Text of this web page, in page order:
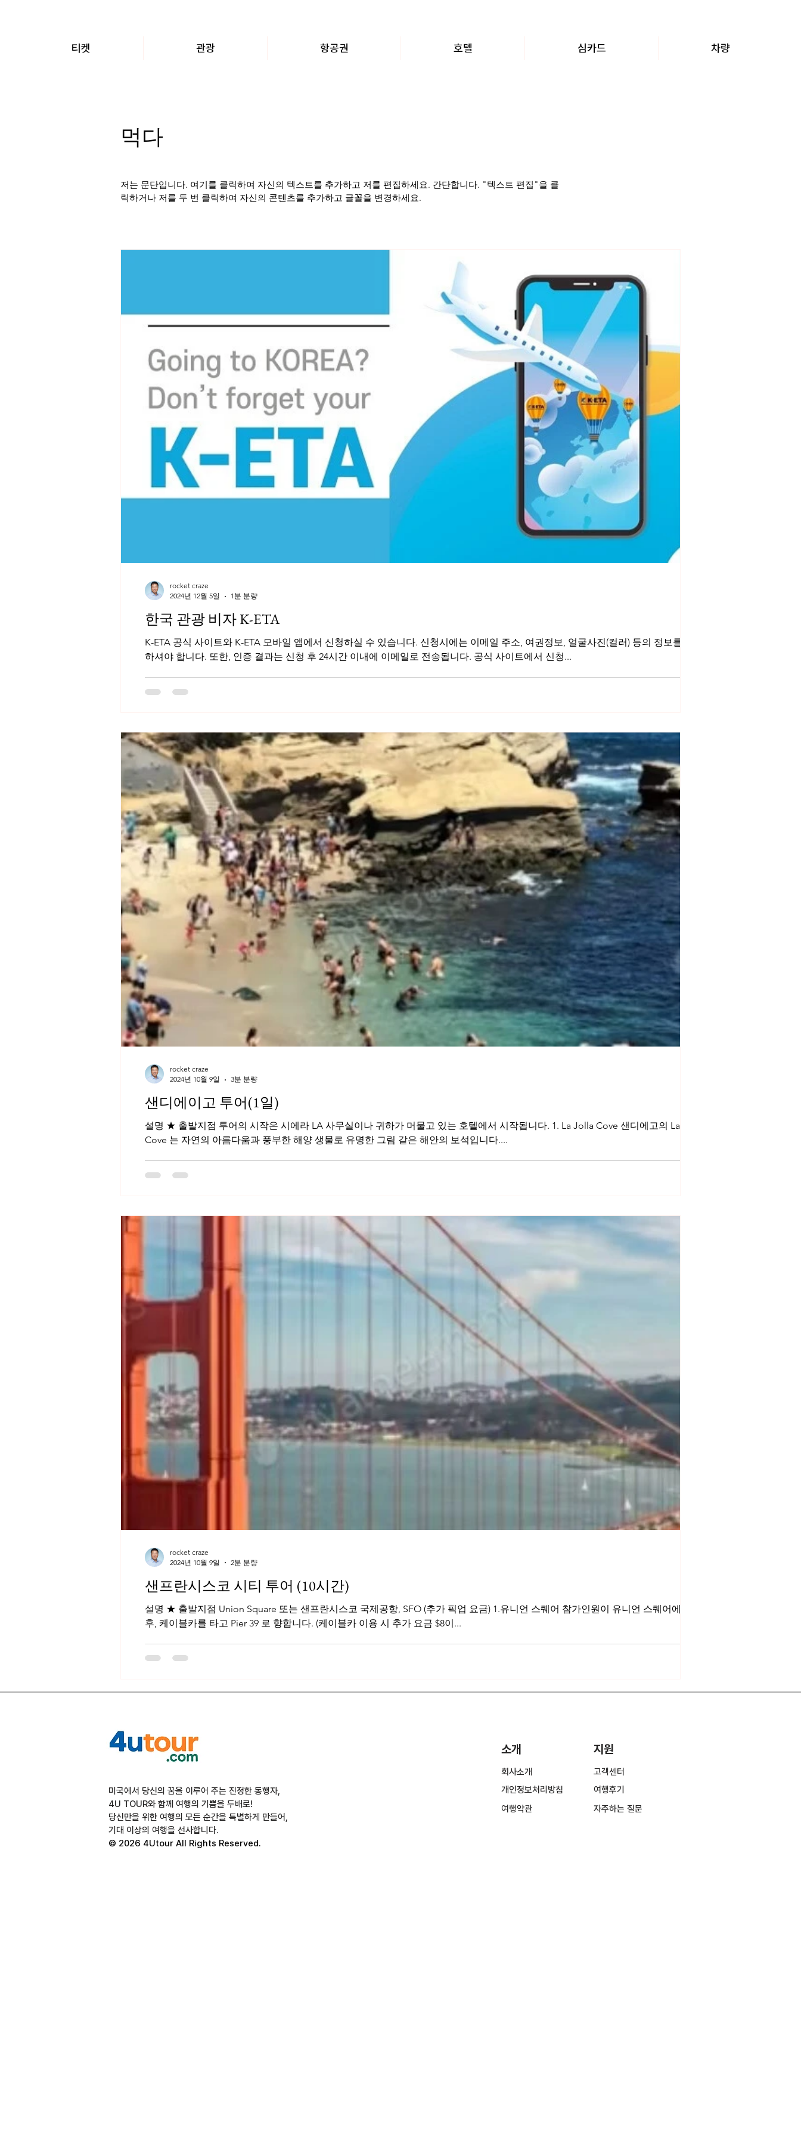
티켓 관광 항공권 호텔 심카드 차량
먹다
저는 문단입니다. 여기를 클릭하여 자신의 텍스트를 추가하고 저를 편집하세요. 간단합니다. "텍스트 편집"을 클
릭하거나 저를 두 번 클릭하여 자신의 콘텐츠를 추가하고 글꼴을 변경하세요.
한국 관광 비자 K-ETA
K-ETA 공식 사이트와 K-ETA 모바일 앱에서 신청하실 수 있습니다. 신청시에는 이메일 주소, 여권정보, 얼굴사진(컬러) 등의 정보를 등록
하셔야 합니다. 또한, 인증 결과는 신청 후 24시간 이내에 이메일로 전송됩니다. 공식 사이트에서 신청...
rocket craze
2024년 12월 5일
1분 분량
샌디에이고 투어(1일)
설명 ★ 출발지점 투어의 시작은 시에라 LA 사무실이나 귀하가 머물고 있는 호텔에서 시작됩니다. 1. La Jolla Cove 샌디에고의 La Jolla
Cove 는 자연의 아름다움과 풍부한 해양 생물로 유명한 그림 같은 해안의 보석입니다....
rocket craze
2024년 10월 9일
3분 분량
샌프란시스코 시티 투어 (10시간)
설명 ★ 출발지점 Union Square 또는 샌프란시스코 국제공항, SFO (추가 픽업 요금) 1.유니언 스퀘어 참가인원이 유니언 스퀘어에 모인
후, 케이블카를 타고 Pier 39 로 향합니다. (케이블카 이용 시 추가 요금 $8이...
rocket craze
2024년 10월 9일
2분 분량
미국에서 당신의 꿈을 이루어 주는 진정한 동행자,
4U TOUR와 함께 여행의 기쁨을 두배로!
당신만을 위한 여행의 모든 순간을 특별하게 만들어,
기대 이상의 여행을 선사합니다.
소개
회사소개
개인정보처리방침
여행약관
지원
고객센터
여행후기
​자주하는 질문
© 2026 4Utour All Rights Reserved.